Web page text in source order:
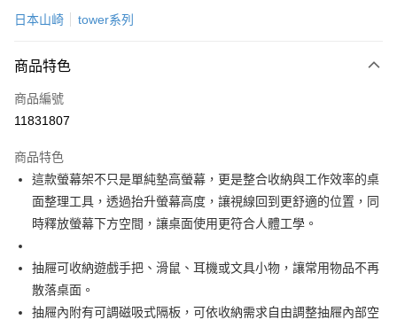
成交易。
4.訂單成立30分鐘內，如未前往確認交易或遇審核未通過，訂單將自動取
消。如遇「轉專審核」未通過狀況，表示未達大哥付你分期系統評分，恕無
【繳款方式說明】
1.分期款項不併入電信帳單，「大哥付你分期」於每月結算日後寄送繳費提
2.透過簡訊連結打開帳單後，可選擇「超商條碼／台灣大直營門市／銀行轉
【注意事項】
1.本服務係由「台灣大哥大股份有限公司」（以下簡稱本公司）所提供，讓
用戶於交易時，得透過本服務購買商品或服務，並由商店將買賣／分期付款
買賣價金債權讓與本公司後，依約使用本公司帳單繳交帳款。
2.基於同意付款使用「大哥付你分期」之契約關係目的，商店將以您的個人
由本公司與您本人進行分期帳單所需資料之確認、核對及更正。
3.完整用戶服務條款，請詳閱以下連結：https://oppay.tw/userRule
運送方式
每筆NT$150，滿NT$299(含以上)免運費
日本山崎 tower系列
商品特色
商品編號
11831807
商品特色
這款螢幕架不只是單純墊高螢幕，更是整合收納與工作效率的桌
面整理工具，透過抬升螢幕高度，讓視線回到更舒適的位置，同
時釋放螢幕下方空間，讓桌面使用更符合人體工學。
抽屜可收納遊戲手把、滑鼠、耳機或文具小物，讓常用物品不再
散落桌面。
抽屜內附有可調磁吸式隔板，可依收納需求自由調整抽屜內部空